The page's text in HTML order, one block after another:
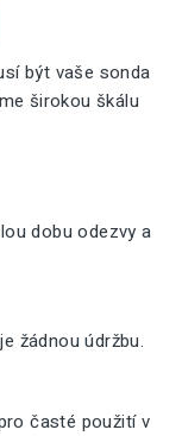
být vaše sonda
širokou škálu
dobu odezvy a
žádnou údržbu.
časté použití v